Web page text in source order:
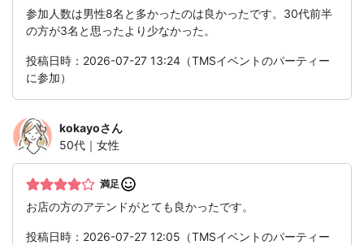
参加人数は男性8名と多かったのは良かったです。30代前半
の方が3名と思ったより少なかった。
投稿日時：2026-07-27 13:24（TMSイベントのパーティー
に参加）
kokayoさん
50代｜女性
満足
お店の方のアテンドがとても良かったです。
投稿日時：2026-07-27 12:05（TMSイベントのパーティー